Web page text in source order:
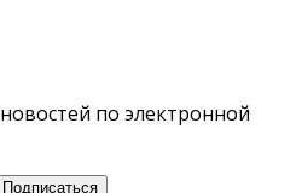
по электронной